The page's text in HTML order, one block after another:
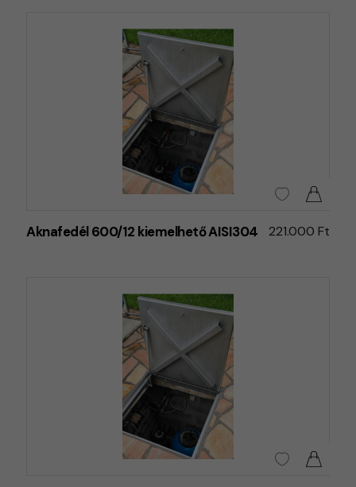
Aknafedél 600/12 kiemelhető AISI304 221.000 Ft